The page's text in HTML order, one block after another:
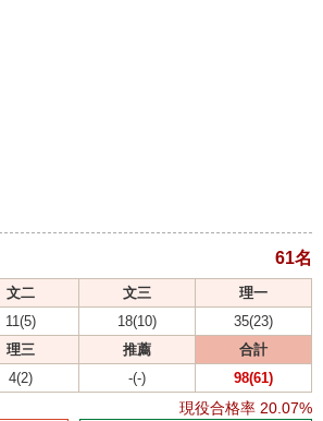
61名
文二 文三
理一
11(5) 18(10)
35(23)
理三 推薦
合計
4(2) -(-) 98(61)
現役合格率 20.07%